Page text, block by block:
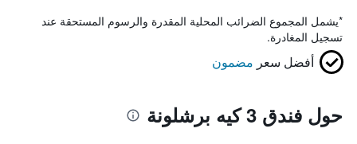
*يشمل المجموع الضرائب المحلية المقدرة والرسوم المستحقة عند
تسجيل المغادرة.
أفضل سعر مضمون
حول فندق 3 كيه برشلونة